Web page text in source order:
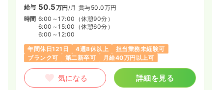
給与 50.5万円/月 賞与50.0万円
時間 6:00～17:00 （休憩90分）
6:00～15:00 （休憩60分）
6:00～12:00
年間休日121日
4週8休以上
担当業務未経験可
ブランク可
第二新卒可 月給40万円以上可
気になる 詳細を見る